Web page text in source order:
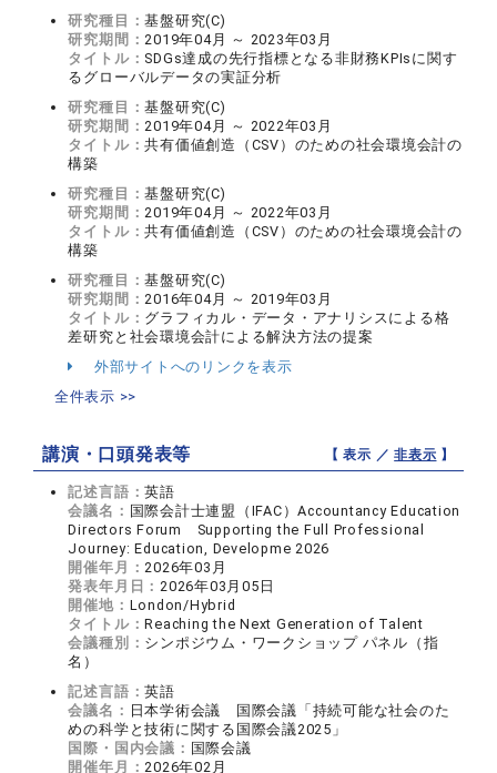
研究種目：基盤研究(C)
研究期間： 2019年04月 ～ 2023年03月
タイトル： SDGs達成の先行指標となる非財務KPIsに関す
るグローバルデータの実証分析
研究種目：基盤研究(C)
研究期間： 2019年04月 ～ 2022年03月
タイトル：共有価値創造（CSV）のための社会環境会計の
構築
研究種目：基盤研究(C)
研究期間： 2019年04月 ～ 2022年03月
タイトル：共有価値創造（CSV）のための社会環境会計の
構築
研究種目：基盤研究(C)
研究期間： 2016年04月 ～ 2019年03月
タイトル： グラフィカル・データ・アナリシスによる格
差研究と社会環境会計による解決方法の提案
外部サイトへのリンクを表示
全件表示 >>
講演・口頭発表等 【 表示 ／非表示 】
記述言語：英語
会議名： 国際会計士連盟（IFAC）Accountancy Education
Directors Forum Supporting the Full Professional
Journey: Education, Developme 2026
開催年月： 2026年03月
発表年月日： 2026年03月05日
開催地： London/Hybrid
タイトル：Reaching the Next Generation of Talent
会議種別： シンポジウム・ワークショップ パネル（指
名）
記述言語：英語
会議名： 日本学術会議 国際会議「持続可能な社会のた
めの科学と技術に関する国際会議2025」
国際・国内会議： 国際会議
開催年月： 2026年02月